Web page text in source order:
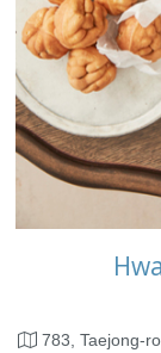
783, Taejong-